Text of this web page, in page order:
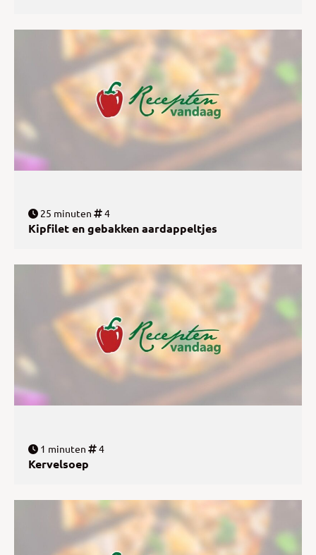
25 minuten 4
Kipfilet en gebakken aardappeltjes
1 minuten 4
Kervelsoep